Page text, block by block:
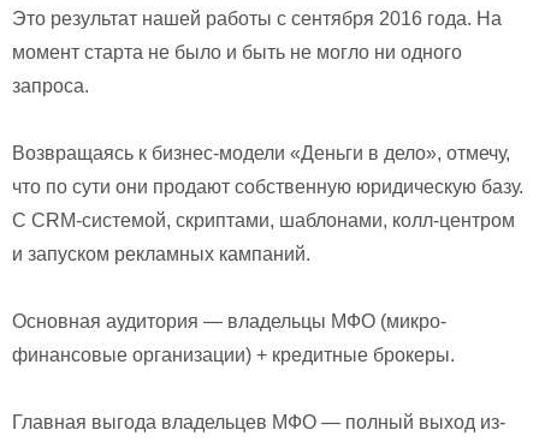
Это результат нашей работы с сентября 2016 года. На
момент старта не было и быть не могло ни одного
запроса.
Возвращаясь к бизнес-модели «Деньги в дело», отмечу,
что по сути они продают собственную юридическую базу.
С CRM-системой, скриптами, шаблонами, колл-центром
и запуском рекламных кампаний.
Основная аудитория — владельцы МФО (микро-
финансовые организации) + кредитные брокеры.
Главная выгода владельцев МФО — полный выход из-